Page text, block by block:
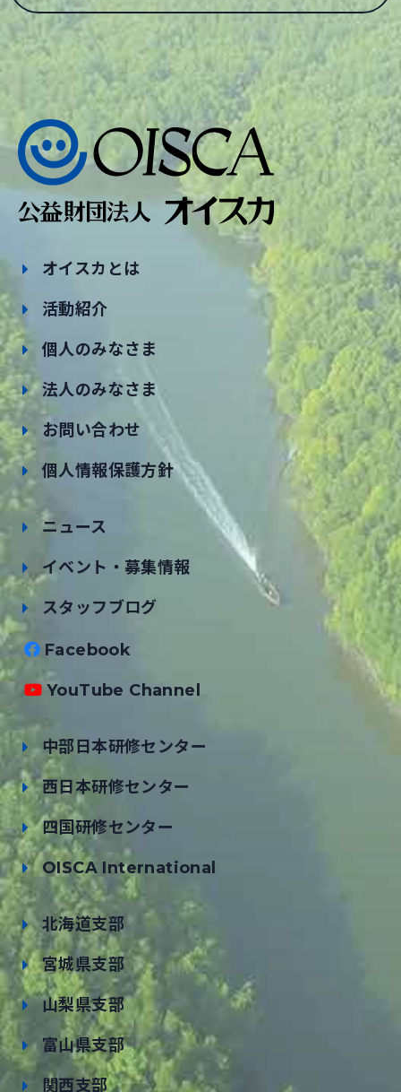
オイスカとは
活動紹介
個人のみなさま
法人のみなさま
お問い合わせ
個人情報保護方針
ニュース
イベント・募集情報
スタッフブログ
Facebook
YouTube Channel
中部日本研修センター
西日本研修センター
四国研修センター
OISCA International
北海道支部
宮城県支部
山梨県支部
富山県支部
関西支部